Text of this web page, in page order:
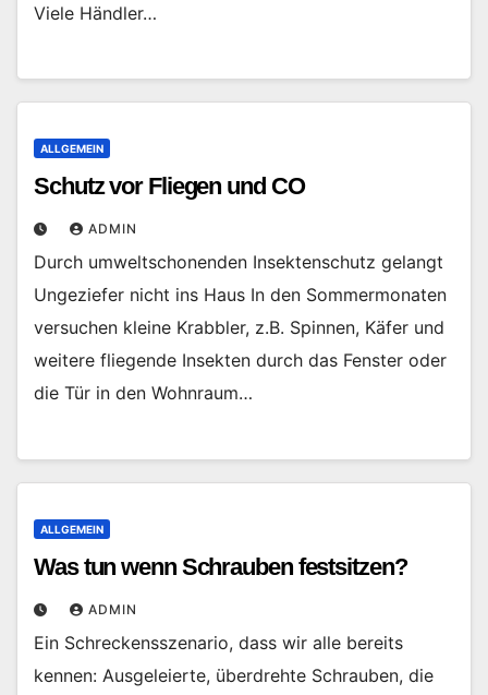
Viele Händler…
ALLGEMEIN
Schutz vor Fliegen und CO
ADMIN
Durch umweltschonenden Insektenschutz gelangt
Ungeziefer nicht ins Haus In den Sommermonaten
versuchen kleine Krabbler, z.B. Spinnen, Käfer und
weitere fliegende Insekten durch das Fenster oder
die Tür in den Wohnraum…
ALLGEMEIN
Was tun wenn Schrauben festsitzen?
ADMIN
Ein Schreckensszenario, dass wir alle bereits
kennen: Ausgeleierte, überdrehte Schrauben, die